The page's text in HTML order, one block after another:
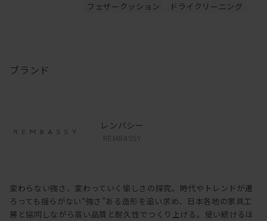
フェザークッション
ドライクリーニング
ブランド
レンバシー
REMBASSY
変わらない強さ、変わっていく愉しさの探究。時代やトレンドが遷
ろっても揺らがない“強さ”ある造形を追い求め、日本各地の家具工
房と協同しながら高い品質と耐久性でつくり上げる。使い続けるほ